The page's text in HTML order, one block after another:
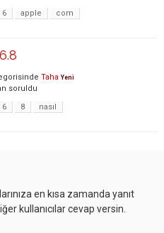
6 apple
com
Taha Yeni
soruldu
6 8
nasıl
en kısa zamanda yanıt
kullanıcılar cevap versin.